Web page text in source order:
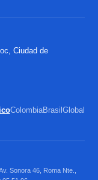
Ciudad de
ColombiaBrasil Global
Sonora 46, Roma Nte.,